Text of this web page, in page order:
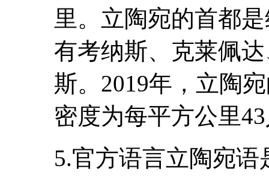
里。立陶宛的首都
有考纳斯、克莱佩
斯。2019年，立陶
密度为每平方公里
5.官方语言立陶宛